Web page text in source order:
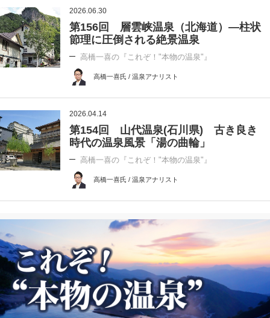
2026.06.30
第156回 層雲峡温泉（北海道）―柱状
節理に圧倒される絶景温泉
高橋一喜の『これぞ！"本物の温泉"』
高橋一喜氏 / 温泉アナリスト
2026.04.14
第154回 山代温泉(石川県) 古き良き
時代の温泉風景「湯の曲輪」
高橋一喜の『これぞ！"本物の温泉"』
高橋一喜氏 / 温泉アナリスト